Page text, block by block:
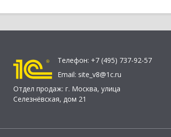
Телефон: +7 (495) 737-92-57
Email: site_v8@1c.ru
Отдел продаж: г. Москва, улица
Селезнёвская, дом 21